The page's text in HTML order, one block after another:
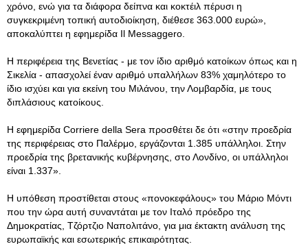
χρόνο, ενώ για τα διάφορα δείπνα και κοκτέιλ πέρυσι η
συγκεκριμένη τοπική αυτοδιοίκηση, διέθεσε 363.000 ευρώ»,
αποκαλύπτει η εφημερίδα Il Messaggero.
Η περιφέρεια της Βενετίας - με τον ίδιο αριθμό κατοίκων όπως και η
Σικελία - απασχολεί έναν αριθμό υπαλλήλων 83% χαμηλότερο το
ίδιο ισχύει και για εκείνη του Μιλάνου, την Λομβαρδία, με τους
διπλάσιους κατοίκους.
Η εφημερίδα Corriere della Sera προσθέτει δε ότι «στην προεδρία
της περιφέρειας στο Παλέρμο, εργάζονται 1.385 υπάλληλοι. Στην
προεδρία της βρετανικής κυβέρνησης, στο Λονδίνο, οι υπάλληλοι
είναι 1.337».
Η υπόθεση προστίθεται στους «πονοκεφάλους» του Μάριο Μόντι
που την ώρα αυτή συναντάται με τον Ιταλό πρόεδρο της
Δημοκρατίας, Τζόρτζιο Ναπολιτάνο, για μια έκτακτη ανάλυση της
ευρωπαϊκής και εσωτερικής επικαιρότητας.